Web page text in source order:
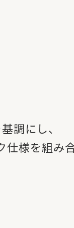
調にし、
様を組み